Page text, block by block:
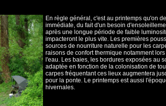
En règle général, c'est au printemps qu'on
immédiate, du fait d'un besoin
après une longue période de faible
impacteront le plus vite. Les premières
sources de nourriture naturelle pour les
raisons de confort thermique notamment
l'eau. Les baies, les bordures exposées au
adaptée en fonction de la colonisation de
carpes fréquentant ces lieux augmentera
pour la ponte. Le printemps est aussi
hivernales.